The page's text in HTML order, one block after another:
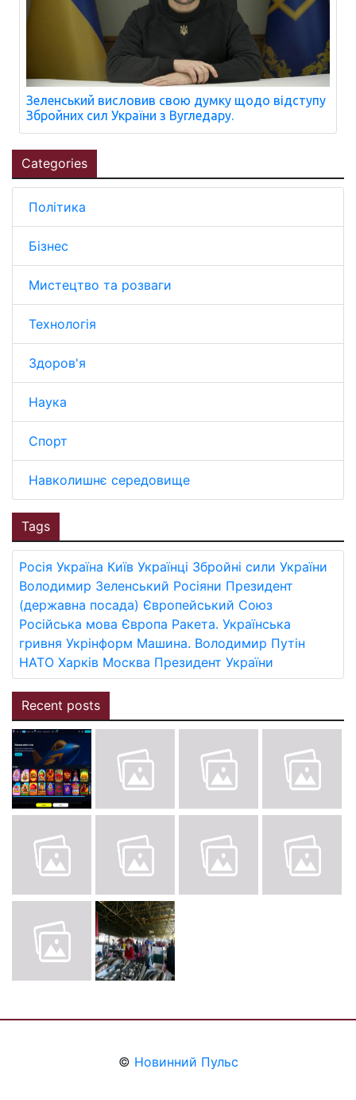
Зеленський висловив свою думку щодо відступу
Збройних сил України з Вугледару.
Categories
Політика
Бізнес
Мистецтво та розваги
Технологія
Здоров'я
Наука
Спорт
Навколишнє середовище
Tags
Росія Україна Київ Українці Збройні сили України
Володимир Зеленський Росіяни Президент
(державна посада) Європейський Союз
Російська мова Європа Ракета. Українська
гривня Укрінформ Машина. Володимир Путін
НАТО Харків Москва Президент України
Recent posts
© Новинний Пульс